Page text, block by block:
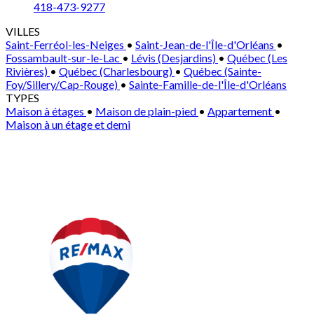
418-473-9277
VILLES
Saint-Ferréol-les-Neiges • Saint-Jean-de-l'Île-d'Orléans •
Fossambault-sur-le-Lac • Lévis (Desjardins) • Québec (Les
Rivières) • Québec (Charlesbourg) • Québec (Sainte-
Foy/Sillery/Cap-Rouge) • Sainte-Famille-de-l'Île-d'Orléans
TYPES
Maison à étages • Maison de plain-pied • Appartement •
Maison à un étage et demi